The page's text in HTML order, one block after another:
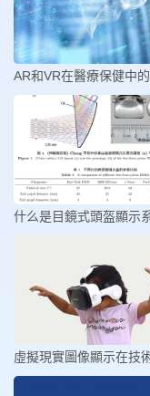
AR和VR在醫療保健中